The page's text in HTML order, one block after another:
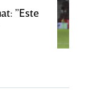
”Este